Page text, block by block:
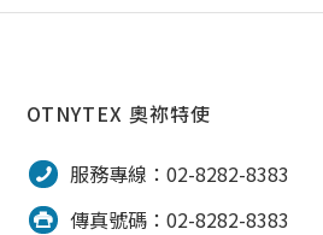
OTNYTEX 奧祢特使
服務專線：02-8282-8383
傳真號碼：02-8282-8383